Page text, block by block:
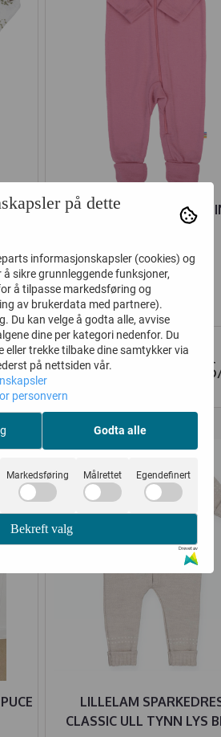
JOHA HELDRESS ULL
399,-
279,-
Kjøp
PÅ DETTE SÅ
LILLELAM
CLASSIC ULL TYNN LYS
på dette
informasjonskapsler (cookies) og
sikre grunnleggende funksjoner,
å tilpasse markedsføring og
av brukerdata med partnere).
Du kan velge å godta alle, avvise
dine per kategori nedenfor. Du
eller trekke tilbake dine samtykker via
på nettsiden vår.
personvern
Godta alle
Markedsføring Målrettet Egendefinert
Bekreft valg
Drevet av